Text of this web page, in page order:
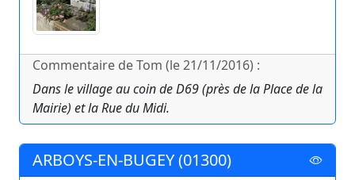
Commentaire de Tom (le 21/11/2016) :
Dans le village au coin de D69 (près de la Place de la
Mairie) et la Rue du Midi.
ARBOYS-EN-BUGEY (01300)